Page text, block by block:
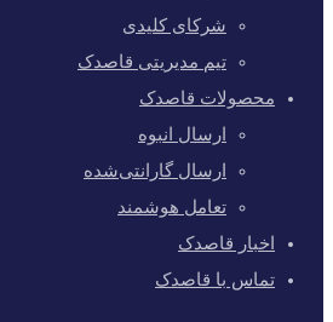
شرکای کلیدی
تیم مدیریتی قاصدک
محصولات قاصدک
ارسال انبوه
ارسال گارانتی‌شده
تعامل هوشمند
اخبار قاصدک
تماس با قاصدک